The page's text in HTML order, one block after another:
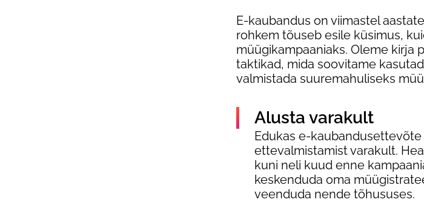
E-kaubandus on viimastel
rohkem tõuseb esile küsimus,
müügikampaaniaks. Oleme kirja
taktikad, mida soovitame
valmistada suuremahuliseks
Alusta varakult
Edukas e-
ettevalmistamist varakult.
kuni neli kuud enne
keskenduda oma
veenduda nende tõhususes.